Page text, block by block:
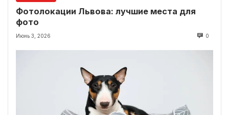
Фотолокации Львова: лучшие места для
фото
Июнь 3, 2026 0